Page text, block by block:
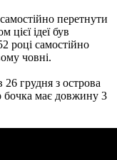
перетнути
ідеї був
році самостійно
човні.
грудня з острова
бочка має довжину 3